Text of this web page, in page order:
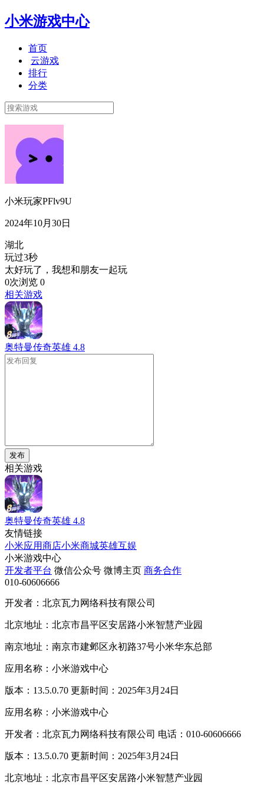
小米游戏中心
首页
云游戏
排行
分类
小米玩家PFlv9U
2024年10月30日
湖北
玩过3秒
太好玩了，我想和朋友一起玩
0次浏览 0
相关游戏
奥特曼传奇英雄 4.8
发布
相关游戏
奥特曼传奇英雄 4.8
友情链接
小米应用商店小米商城英雄互娱
小米游戏中心
开发者平台 微信公众号 微博主页 商务合作
010-60606666
开发者：北京瓦力网络科技有限公司
北京地址：北京市昌平区安居路小米智慧产业园
南京地址：南京市建邺区永初路37号小米华东总部
应用名称：小米游戏中心
版本：13.5.0.70 更新时间：2025年3月24日
应用名称：小米游戏中心
开发者：北京瓦力网络科技有限公司 电话：010-60606666
版本：13.5.0.70 更新时间：2025年3月24日
北京地址：北京市昌平区安居路小米智慧产业园